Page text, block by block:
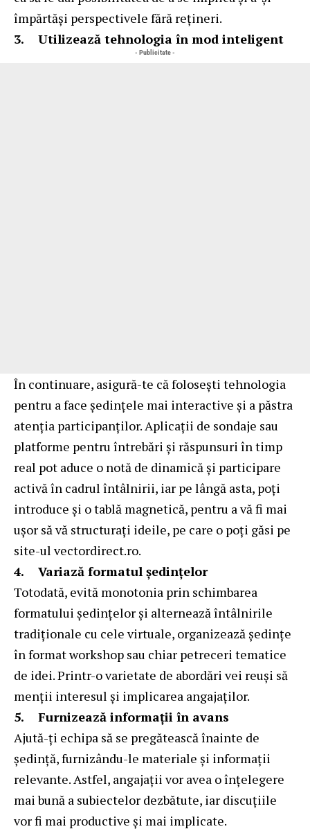
împărtăși perspectivele fără rețineri.
3.
Utilizează tehnologia în mod inteligent
- Publicitate -
În continuare, asigură-te că folosești tehnologia
pentru a face ședințele mai interactive și a păstra
atenția participanților. Aplicații de sondaje sau
platforme pentru întrebări și răspunsuri în timp
real pot aduce o notă de dinamică și participare
activă în cadrul întâlnirii, iar pe lângă asta, poți
introduce și otablă magnetică, pentru a vă fi mai
ușor să vă structurați ideile, pe care o poți găsi pe
site-ul vectordirect.ro.
4.
Variază formatul ședințelor
Totodată, evită monotonia prin schimbarea
formatului ședințelor și alternează întâlnirile
tradiționale cu cele virtuale, organizează ședințe
în format workshop sau chiar petreceri tematice
de idei. Printr-o varietate de abordări vei reuși să
menții interesul și implicarea angajaților.
5.
Furnizează informații în avans
Ajută-ți echipa să se pregătească înainte de
ședință, furnizându-le materiale și informații
relevante. Astfel, angajații vor avea o înțelegere
mai bună a subiectelor dezbătute, iar discuțiile
vor fi mai productive și mai implicate.